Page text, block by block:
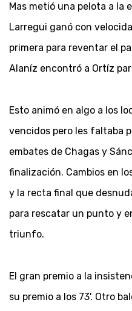
Mas metió una pelota a la
Larregui ganó con
primera para reventar el
Alaníz encontró a Ortíz
Esto animó en algo a los
vencidos pero les faltaba
embates de Chagas y
finalización. Cambios en
y la recta final que
para rescatar un punto y
triunfo.
El gran premio a la
su premio a los 73'. Otro